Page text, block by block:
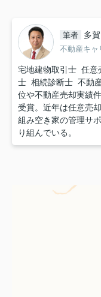
筆者 多
不動産キャ
宅地建物取引士 任意
士 相続診断士 不動
位や不動産売却実績
受賞。近年は任意売
組み空き家の管理サ
り組んでいる。